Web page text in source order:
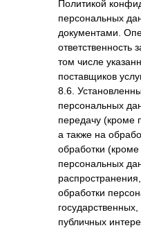
Политикой
персональных
документами.
ответственность
том числе
поставщиков
8.6.
персональных
передачу (кроме
а также на
обработки
персональных
обработки
публичных